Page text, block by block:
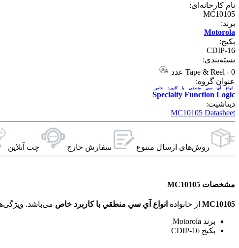
نام کارخانه‌ای:
MC10105
برند:
Motorola
پکیج:
CDIP-16
بسته‌بندی:
Tape & Reel - 0 عدد
عنوان گروه:
Specialty Function Logic
انواع آي سي منطقي با کاربرد خاص
دیتاشیت:
MC10105 Datasheet
روش‌های ارسال‌ متنوع سفارش خارج چت آنلاین
مشخصات MC10105
MC10105 از خانواده انواع آي سي منطقي با کاربرد خاص
برند Motorola
پکیج CDIP-16